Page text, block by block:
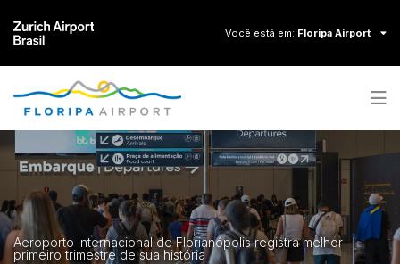
Você está em: Floripa Airport
Contraste
A+ Aumentar fonte
A- Diminuir fonte
Zurich Airport Brasil
Floripa Airport
Aeroporto Internacional de Florianópolis registra melhor
primeiro trimestre de sua história